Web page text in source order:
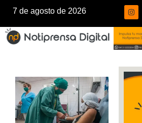
7 de agosto de 2026